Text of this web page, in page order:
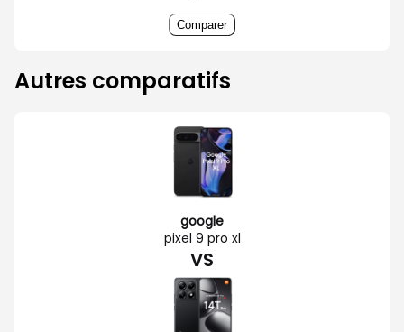
Comparer
Autres comparatifs
google
pixel 9 pro xl
VS